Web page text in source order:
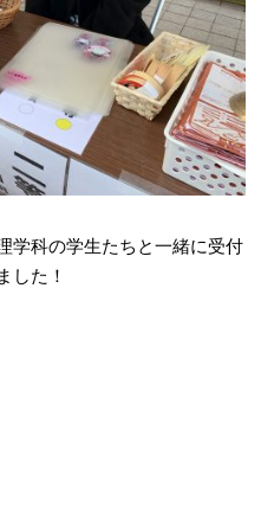
学科の学生たちと一緒に受付
した！